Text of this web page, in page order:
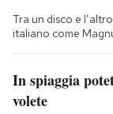
Tra un disco e
italiano come
In spiaggia
volete